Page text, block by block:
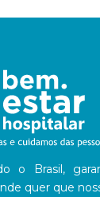
o Brasil,
quer que